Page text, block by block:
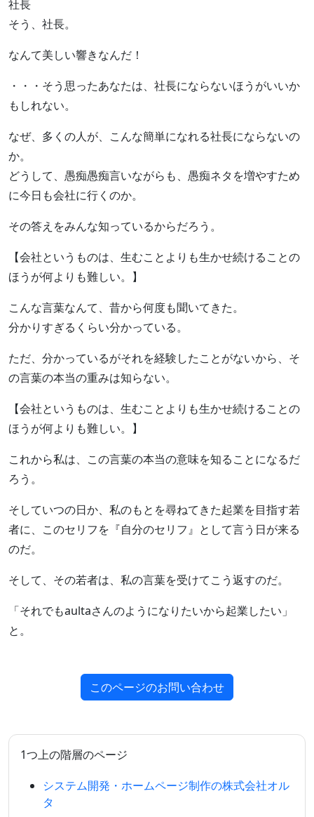
社長
そう、社長。
なんて美しい響きなんだ！
・・・そう思ったあなたは、社長にならないほうがいいか
もしれない。
なぜ、多くの人が、こんな簡単になれる社長にならないの
か。
どうして、愚痴愚痴言いながらも、愚痴ネタを増やすため
に今日も会社に行くのか。
その答えをみんな知っているからだろう。
【会社というものは、生むことよりも生かせ続けることの
ほうが何よりも難しい。】
こんな言葉なんて、昔から何度も聞いてきた。
分かりすぎるくらい分かっている。
ただ、分かっているがそれを経験したことがないから、そ
の言葉の本当の重みは知らない。
【会社というものは、生むことよりも生かせ続けることの
ほうが何よりも難しい。】
これから私は、この言葉の本当の意味を知ることになるだ
ろう。
そしていつの日か、私のもとを尋ねてきた起業を目指す若
者に、このセリフを『自分のセリフ』として言う日が来る
のだ。
そして、その若者は、私の言葉を受けてこう返すのだ。
「それでもaultaさんのようになりたいから起業したい」
と。
このページのお問い合わせ
1つ上の階層のページ
システム開発・ホームページ制作の株式会社オル
タ